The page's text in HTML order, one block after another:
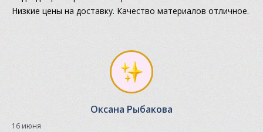
Низкие цены на доставку. Качество материалов отличное.
Оксана Рыбакова
16 июня